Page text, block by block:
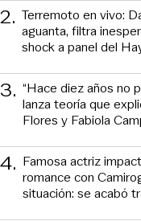
2. Terremoto en vivo:
aguanta, filtra
shock a panel del
3. “Hace diez años no
lanza teoría que
Flores y Fabiola
4. Famosa actriz
romance con
situación: se acabó